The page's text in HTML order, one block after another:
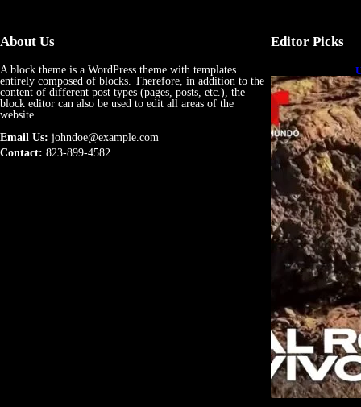
About Us
A block theme is a WordPress theme with templates
entirely composed of blocks. Therefore, in addition to the
content of different post types (pages, posts, etc.), the
block editor can also be used to edit all areas of the
website.
Email Us: johndoe@example.com
Contact: 823-899-4582
Editor Picks